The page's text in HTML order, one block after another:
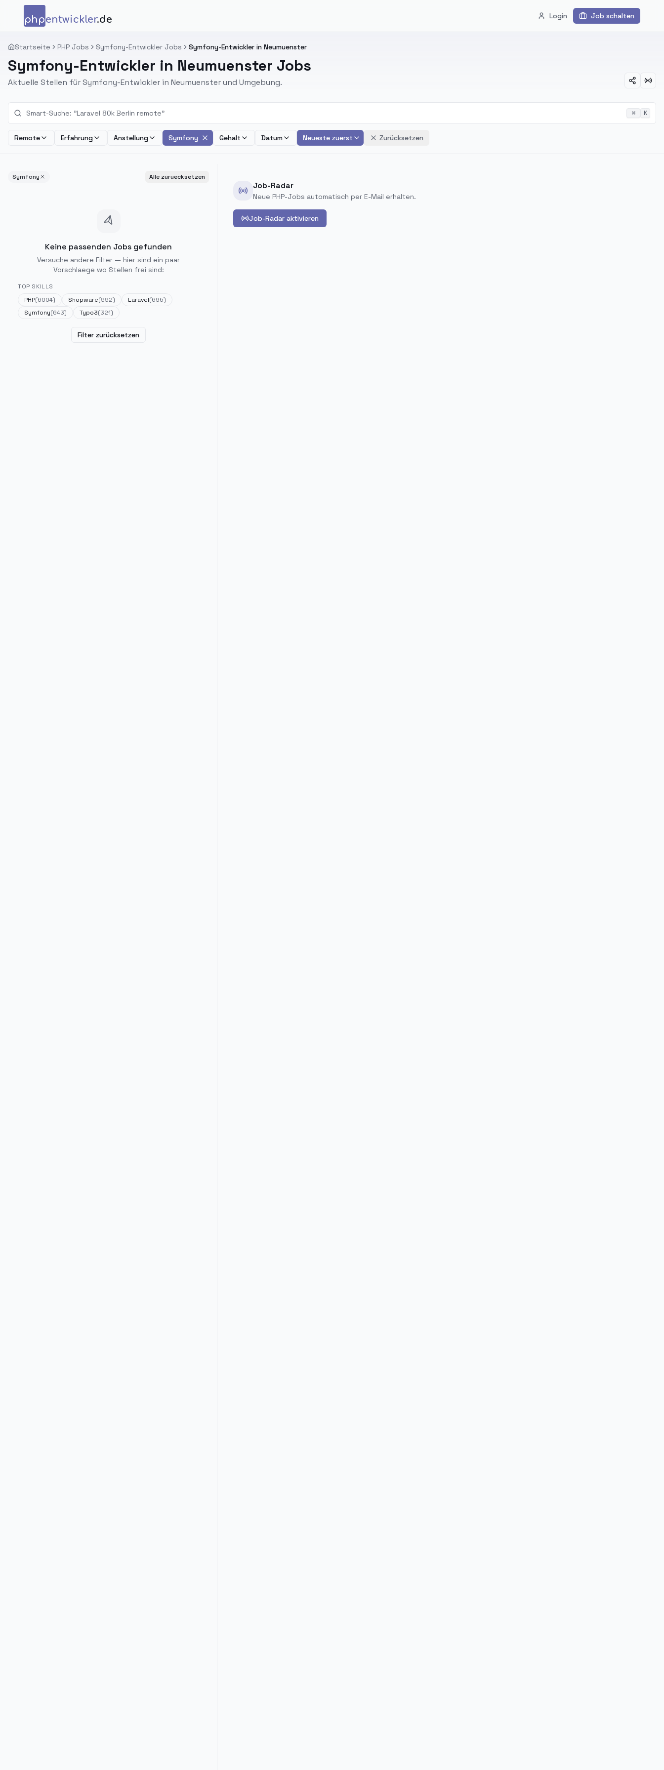
Zum Inhalt springen
phpentwickler.de Login Job schalten
Startseite PHP Jobs Symfony-Entwickler Jobs Symfony-Entwickler in Neumuenster
Symfony-Entwickler in Neumuenster Jobs
Aktuelle Stellen für Symfony-Entwickler in Neumuenster und Umgebung.
⌘ K
Remote Erfahrung Anstellung Symfony Gehalt Datum Neueste zuerst Zurücksetzen
Symfony Alle zuruecksetzen
Keine passenden Jobs gefunden
Versuche andere Filter — hier sind ein paar
Vorschlaege wo Stellen frei sind:
TOP SKILLS
PHP(6004) Shopware(992) Laravel(695)
Symfony(643) Typo3(321)
Filter zurücksetzen
Job-Radar
Neue PHP-Jobs automatisch per E-Mail erhalten.
Job-Radar aktivieren